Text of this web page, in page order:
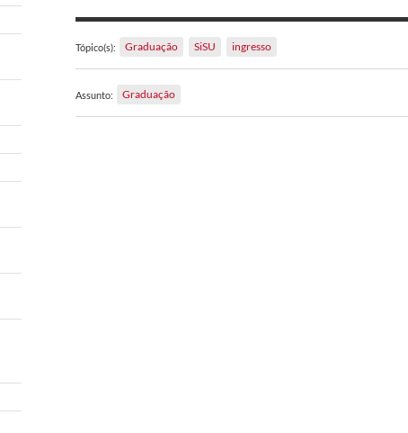
Tópico(s): Graduação SiSU ingresso
Assunto: Graduação